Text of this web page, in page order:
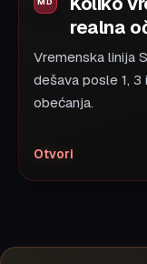
realna
Vremenska linija
dešava posle 1,
obećanja.
Otvori